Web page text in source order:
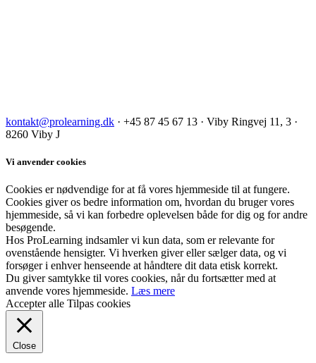
kontakt@prolearning.dk · +45 87 45 67 13 · Viby Ringvej 11, 3 ·
8260 Viby J
Vi anvender cookies
Cookies er nødvendige for at få vores hjemmeside til at fungere.
Cookies giver os bedre information om, hvordan du bruger vores
hjemmeside, så vi kan forbedre oplevelsen både for dig og for andre
besøgende.
Hos ProLearning indsamler vi kun data, som er relevante for
ovenstående hensigter. Vi hverken giver eller sælger data, og vi
forsøger i enhver henseende at håndtere dit data etisk korrekt.
Du giver samtykke til vores cookies, når du fortsætter med at
anvende vores hjemmeside. Læs mere
Accepter alle Tilpas cookies
Close